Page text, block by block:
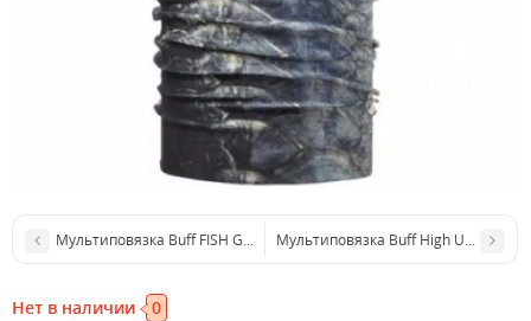
Мультиповязка Buff FISH GUIDE High UV Protection
Мультиповязка Buff High UV Wahoo
Нет в наличии 0